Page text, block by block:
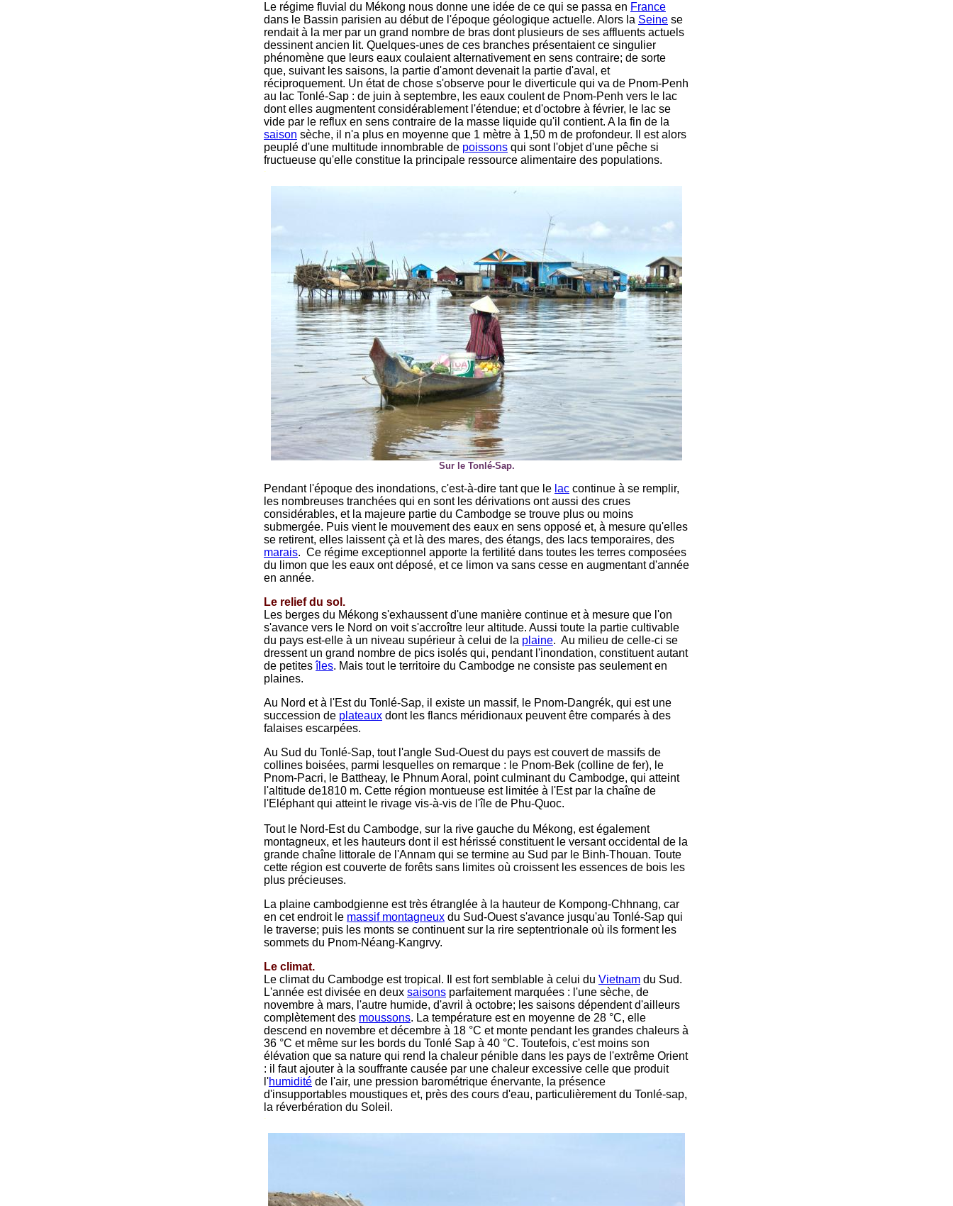
Le régime fluvial du Mékong nous donne une idée de ce qui se passa en France
dans le Bassin parisien au début de l'époque géologique actuelle. Alors la Seine se
rendait à la mer par un grand nombre de bras dont plusieurs de ses affluents actuels
dessinent ancien lit. Quelques-unes de ces branches présentaient ce singulier
phénomène que leurs eaux coulaient alternativement en sens contraire; de sorte
que, suivant les saisons, la partie d'amont devenait la partie d'aval, et
réciproquement. Un état de chose s'observe pour le diverticule qui va de Pnom-Penh
au lac Tonlé-Sap : de juin à septembre, les eaux coulent de Pnom-Penh vers le lac
dont elles augmentent considérablement l'étendue; et d'octobre à février, le lac se
vide par le reflux en sens contraire de la masse liquide qu'il contient. A la fin de la
saison sèche, il n'a plus en moyenne que 1 mètre à 1,50 m de profondeur. Il est alors
peuplé d'une multitude innombrable de poissons qui sont l'objet d'une pêche si
fructueuse qu'elle constitue la principale ressource alimentaire des populations.
-
Sur le Tonlé-Sap.
Pendant l'époque des inondations, c'est-à-dire tant que le lac continue à se remplir,
les nombreuses tranchées qui en sont les dérivations ont aussi des crues
considérables, et la majeure partie du Cambodge se trouve plus ou moins
submergée. Puis vient le mouvement des eaux en sens opposé et, à mesure qu'elles
se retirent, elles laissent çà et là des mares, des étangs, des lacs temporaires, des
marais. Ce régime exceptionnel apporte la fertilité dans toutes les terres composées
du limon que les eaux ont déposé, et ce limon va sans cesse en augmentant d'année
en année.
Le relief du sol.
Les berges du Mékong s'exhaussent d'une manière continue et à mesure que l'on
s'avance vers le Nord on voit s'accroître leur altitude. Aussi toute la partie cultivable
du pays est-elle à un niveau supérieur à celui de la plaine. Au milieu de celle-ci se
dressent un grand nombre de pics isolés qui, pendant l'inondation, constituent autant
de petitesîles. Mais tout le territoire du Cambodge ne consiste pas seulement en
plaines.
Au Nord et à l'Est du Tonlé-Sap, il existe un massif, le Pnom-Dangrék, qui est une
succession de plateaux dont les flancs méridionaux peuvent être comparés à des
falaises escarpées.
Au Sud du Tonlé-Sap, tout l'angle Sud-Ouest du pays est couvert de massifs de
collines boisées, parmi lesquelles on remarque : le Pnom-Bek (colline de fer), le
Pnom-Pacri, le Battheay, le Phnum Aoral, point culminant du Cambodge, qui atteint
l'altitude de1810 m. Cette région montueuse est limitée à l'Est par la chaîne de
l'Eléphant qui atteint le rivage vis-à-vis de l'île de Phu-Quoc.
Tout le Nord-Est du Cambodge, sur la rive gauche du Mékong, est également
montagneux, et les hauteurs dont il est hérissé constituent le versant occidental de la
grande chaîne littorale de l'Annam qui se termine au Sud par le Binh-Thouan. Toute
cette région est couverte de forêts sans limites où croissent les essences de bois les
plus précieuses.
La plaine cambodgienne est très étranglée à la hauteur de Kompong-Chhnang, car
en cet endroit le massif montagneux du Sud-Ouest s'avance jusqu'au Tonlé-Sap qui
le traverse; puis les monts se continuent sur la rire septentrionale où ils forment les
sommets du Pnom-Néang-Kangrvy.
Le climat.
Le climat du Cambodge est tropical. Il est fort semblable à celui du Vietnam du Sud.
L'année est divisée en deux saisons parfaitement marquées : l'une sèche, de
novembre à mars, l'autre humide, d'avril à octobre; les saisons dépendent d'ailleurs
complètement des moussons. La température est en moyenne de 28 °C, elle
descend en novembre et décembre à 18 °C et monte pendant les grandes chaleurs à
36 °C et même sur les bords du Tonlé Sap à 40 °C. Toutefois, c'est moins son
élévation que sa nature qui rend la chaleur pénible dans les pays de l'extrême Orient
: il faut ajouter à la souffrante causée par une chaleur excessive celle que produit
l'humidité de l'air, une pression barométrique énervante, la présence
d'insupportables moustiques et, près des cours d'eau, particulièrement du Tonlé-sap,
la réverbération du Soleil.
-